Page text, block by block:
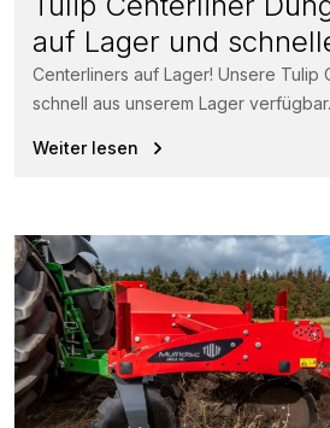
auf Lager und
Centerliners auf Lager! Unsere Tulip
schnell aus unserem Lager
Weiter lesen